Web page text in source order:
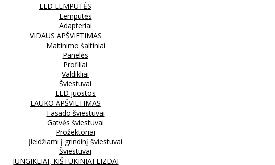
LED LEMPUTĖS
Lemputės
Adapteriai
VIDAUS APŠVIETIMAS
Maitinimo šaltiniai
Panelės
Profiliai
Valdikliai
Šviestuvai
LED juostos
LAUKO APŠVIETIMAS
Fasado šviestuvai
Gatvės šviestuvai
Prožektoriai
Įleidžiami į grindinį šviestuvai
Šviestuvai
JUNGIKLIAI, KIŠTUKINIAI LIZDAI